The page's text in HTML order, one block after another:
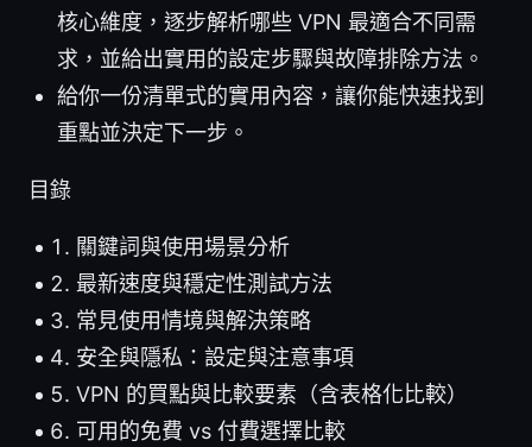
核心維度，逐步解析哪些 VPN 最適合不同需
求，並給出實用的設定步驟與故障排除方法。
給你一份清單式的實用內容，讓你能快速找到
重點並決定下一步。
目錄
關鍵詞與使用場景分析
最新速度與穩定性測試方法
常見使用情境與解決策略
安全與隱私：設定與注意事項
VPN 的買點與比較要素（含表格化比較）
可用的免費 vs 付費選擇比較